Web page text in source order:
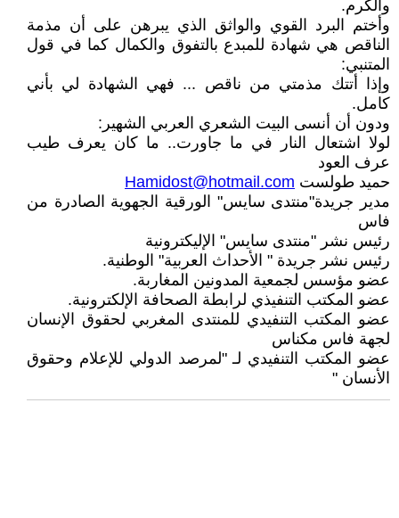
والكرم.
وأختم البرد القوي والواثق الذي يبرهن على أن مذمة
الناقص هي شهادة للمبدع بالتفوق والكمال كما في قول
المتنبي:
وإذا أتتك مذمتي من ناقص ... فهي الشهادة لي بأني
كامل.
ودون أن أنسى البيت الشعري العربي الشهير:
لولا اشتعال النار في ما جاورت.. ما كان يعرف طيب
عرف العود
حميد طولست Hamidost@hotmail.com
مدير جريدة"منتدى سايس" الورقية الجهوية الصادرة من
فاس
رئيس نشر "منتدى سايس" الإليكترونية
رئيس نشر جريدة " الأحداث العربية" الوطنية.
عضو مؤسس لجمعية المدونين المغاربة.
عضو المكتب التنفيذي لرابطة الصحافة الإلكترونية.
عضو المكتب التنفيدي للمنتدى المغربي لحقوق الإنسان
لجهة فاس مكناس
عضو المكتب التنفيدي لـ "لمرصد الدولي للإعلام وحقوق
الأنسان "